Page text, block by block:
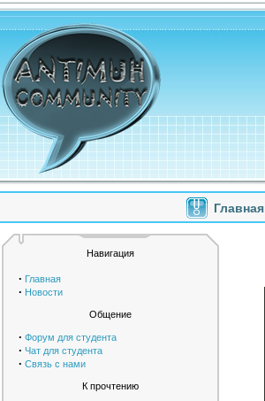
Главная
Навигация
· Главная
· Новости
Общение
· Форум для студента
· Чат для студента
· Связь с нами
К прочтению